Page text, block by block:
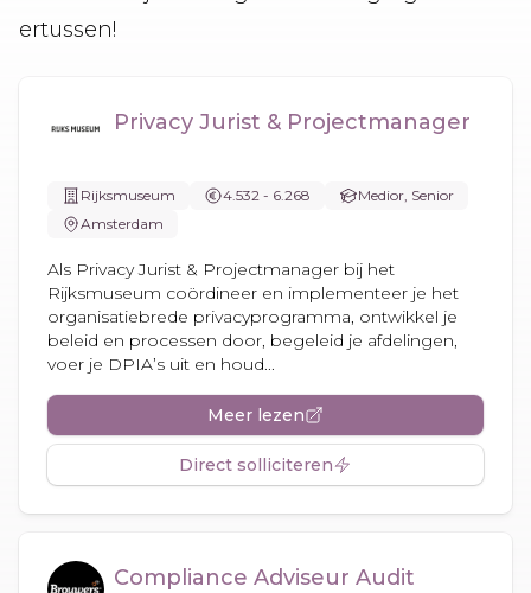
ertussen!
Privacy Jurist & Projectmanager
Rijksmuseum 4.532 - 6.268
Medior, Senior
Amsterdam
Als Privacy Jurist & Projectmanager bij het
Rijksmuseum coördineer en implementeer je het
organisatiebrede privacyprogramma, ontwikkel je
beleid en processen door, begeleid je afdelingen,
voer je DPIA’s uit en houd...
Meer lezen
Direct solliciteren
Compliance Adviseur Audit